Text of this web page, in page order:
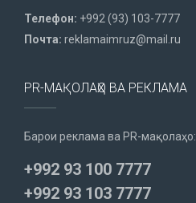
Телефон: +992 (93) 103-7777
Почта: reklamaimruz@mail.ru
PR-МАҚОЛАҲО ВА РЕКЛАМА
Барои реклама ва PR-мақолаҳо:
+992 93 100 7777
+992 93 103 7777